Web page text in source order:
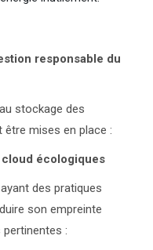
responsable du
stockage des
être mises en place :
écologiques
des pratiques
son empreinte
: